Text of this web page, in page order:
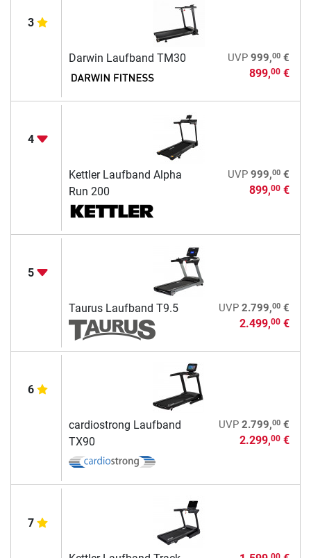
3
Darwin Laufband TM30 UVP 999,00€
899,00€
4
Kettler Laufband Alpha
Run 200
UVP 999,00€
899,00€
5
Taurus Laufband T9.5 UVP 2.799,00€
2.499,00€
6
cardiostrong Laufband
TX90
UVP 2.799,00€
2.299,00€
7